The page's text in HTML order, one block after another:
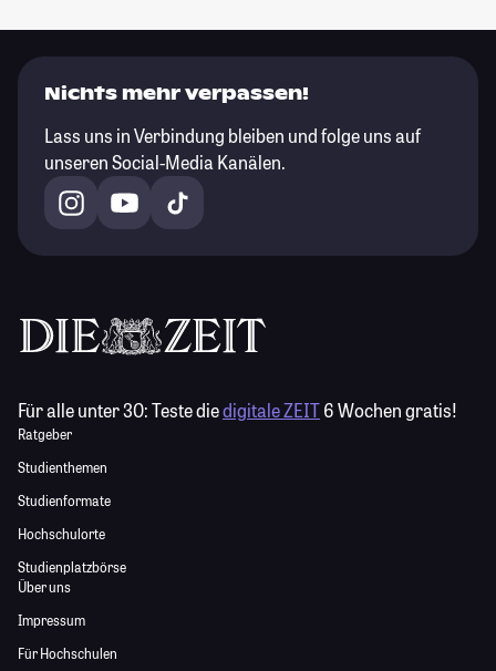
Nichts mehr verpassen!
Lass uns in Verbindung bleiben und folge uns auf
unseren Social-Media Kanälen.
Für alle unter 30:Teste diedigitale ZEIT6 Wochen gratis!
Ratgeber
Studienthemen
Studienformate
Hochschulorte
Studienplatzbörse
Über uns
Impressum
Für Hochschulen